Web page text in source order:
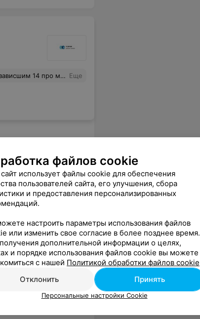
порадовали, оплата по факту. Еще
что занимаются только плёнкой. Бесплатно наклеели плёнку, она была пузырями, они так и не прошли. Это самые непрофессиональные мастера, с которыми я сталкивалась за все время в Минске
файлов cookie
использует файлы cookie для обеспечения
пользователей сайта, его улучшения, сбора
и предоставления персонализированных
настроить параметры использования файлов
или изменить свое согласие в более позднее время.
дополнительной информации о целях,
и порядке использования файлов cookie вы можете
с нашей Политикой обработки файлов cookie
Отклонить
Принять
Персональные настройки Cookie